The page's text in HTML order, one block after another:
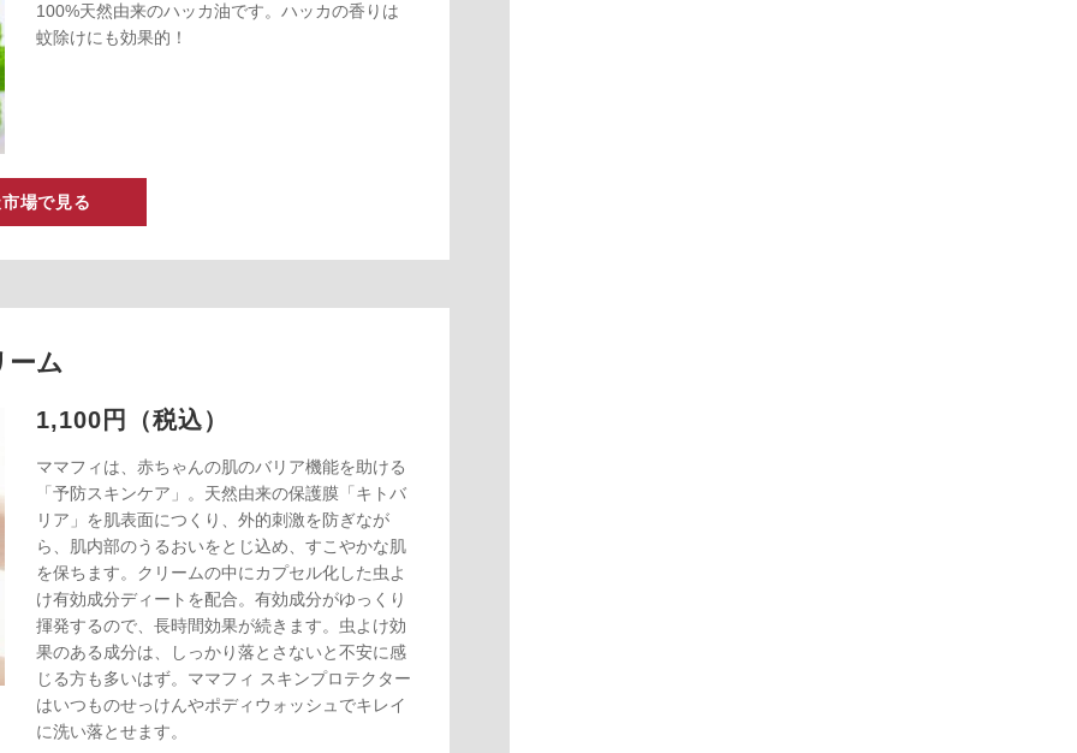
100%天然由来のハッカ油です。ハッカの香りは
蚊除けにも効果的！
場で見る
ーム
1,100円（税込）
ママフィは、赤ちゃんの肌のバリア機能を助ける
「予防スキンケア」。天然由来の保護膜「キトバ
リア」を肌表面につくり、外的刺激を防ぎなが
ら、肌内部のうるおいをとじ込め、すこやかな肌
を保ちます。クリームの中にカプセル化した虫よ
け有効成分ディートを配合。有効成分がゆっくり
揮発するので、長時間効果が続きます。虫よけ効
果のある成分は、しっかり落とさないと不安に感
じる方も多いはず。ママフィ スキンプロテクター
はいつものせっけんやポディウォッシュでキレイ
に洗い落とせます。